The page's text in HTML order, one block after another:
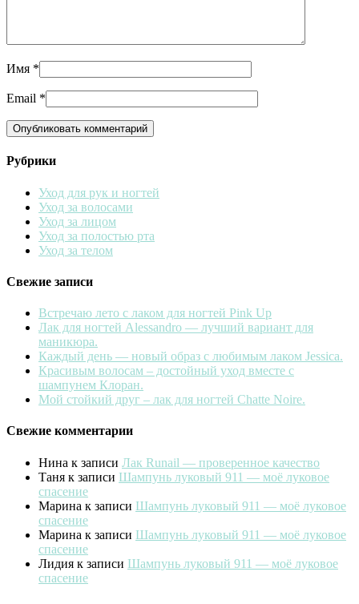
Имя *
Email *
Рубрики
Уход для рук и ногтей
Уход за волосами
Уход за лицом
Уход за полостью рта
Уход за телом
Свежие записи
Встречаю лето с лаком для ногтей Pink Up
Лак для ногтей Alessandro — лучший вариант для
маникюра.
Каждый день — новый образ с любимым лаком Jessica.
Красивым волосам – достойный уход вместе с
шампунем Клоран.
Мой стойкий друг – лак для ногтей Chatte Noire.
Свежие комментарии
Нина к записи Лак Runail — проверенное качество
Таня к записи Шампунь луковый 911 — моё луковое
спасение
Марина к записи Шампунь луковый 911 — моё луковое
спасение
Марина к записи Шампунь луковый 911 — моё луковое
спасение
Лидия к записи Шампунь луковый 911 — моё луковое
спасение